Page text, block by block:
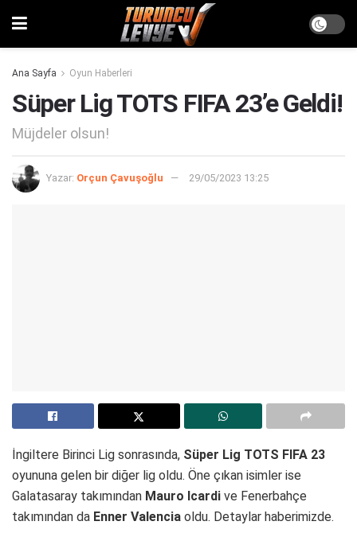
Ana Sayfa Oyun Haberleri
Süper Lig TOTS FIFA 23’e Geldi!
Müjdeler olsun!
Yazar: Orçun Çavuşoğlu 29/05/2023 13:25
İngiltere Birinci Lig sonrasında, Süper Lig TOTS FIFA 23
oyununa gelen bir diğer lig oldu. Öne çıkan isimler ise
Galatasaray takımından Mauro Icardi ve Fenerbahçe
takımından da Enner Valencia oldu. Detaylar haberimizde.